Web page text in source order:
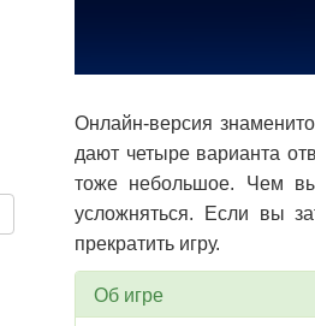
Онлайн-версия
дают четыре варианта
тоже небольшое. Чем
усложняться. Если вы
прекратить игру.
Об игре